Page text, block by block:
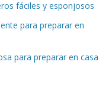
fáciles y esponjosos
para preparar en
para preparar en casa